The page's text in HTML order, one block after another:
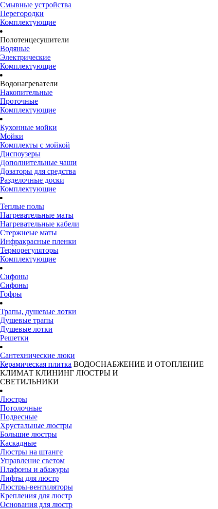
Смывные устройства
Перегородки
Комплектующие
Полотенцесушители
Водяные
Электрические
Комплектующие
Водонагреватели
Накопительные
Проточные
Комплектующие
Кухонные мойки
Мойки
Комплекты с мойкой
Диспоузеры
Дополнительные чаши
Дозаторы для средства
Разделочные доски
Комплектующие
Теплые полы
Нагревательные маты
Нагревательные кабели
Стержнеые маты
Инфракрасные пленки
Терморегуляторы
Комплектующие
Сифоны
Сифоны
Гофры
Трапы, душевые лотки
Душевые трапы
Душевые лотки
Решетки
Сантехнические люки
Керамическая плитка ВОДОСНАБЖЕНИЕ И ОТОПЛЕНИЕ
КЛИМАТ КЛИНИНГ ЛЮСТРЫ И
СВЕТИЛЬНИКИ
Люстры
Потолочные
Подвесные
Хрустальные люстры
Большие люстры
Каскадные
Люстры на штанге
Управление светом
Плафоны и абажуры
Лифты для люстр
Люстры-вентиляторы
Крепления для люстр
Основания для люстр